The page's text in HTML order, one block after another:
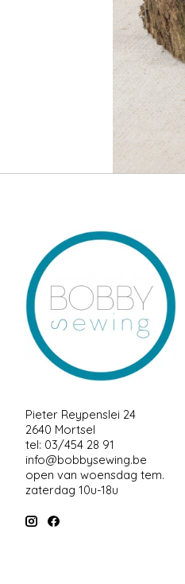
Pieter Reypenslei 24
2640 Mortsel
tel: 03/454 28 91
info@bobbysewing.be
open van woensdag tem.
zaterdag 10u-18u